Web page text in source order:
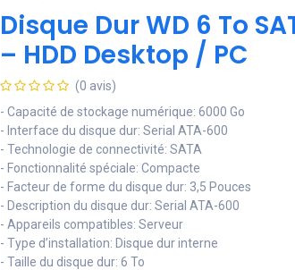
Disque Dur WD 6 To
– HDD Desktop / PC
(0 avis)
- Capacité de stockage numérique: 6000 Go
- Interface du disque dur: Serial ATA-600
- Technologie de connectivité: SATA
- Fonctionnalité spéciale: Compacte
- Facteur de forme du disque dur: 3,5 Pouces
- Description du disque dur: Serial ATA-600
- Appareils compatibles: Serveur
- Type d’installation: Disque dur interne
- Taille du disque dur: 6 To